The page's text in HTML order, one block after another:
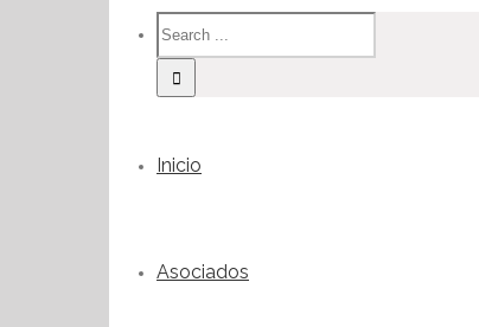
Inicio
Asociados